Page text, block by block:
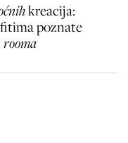
kreacija:
poznate